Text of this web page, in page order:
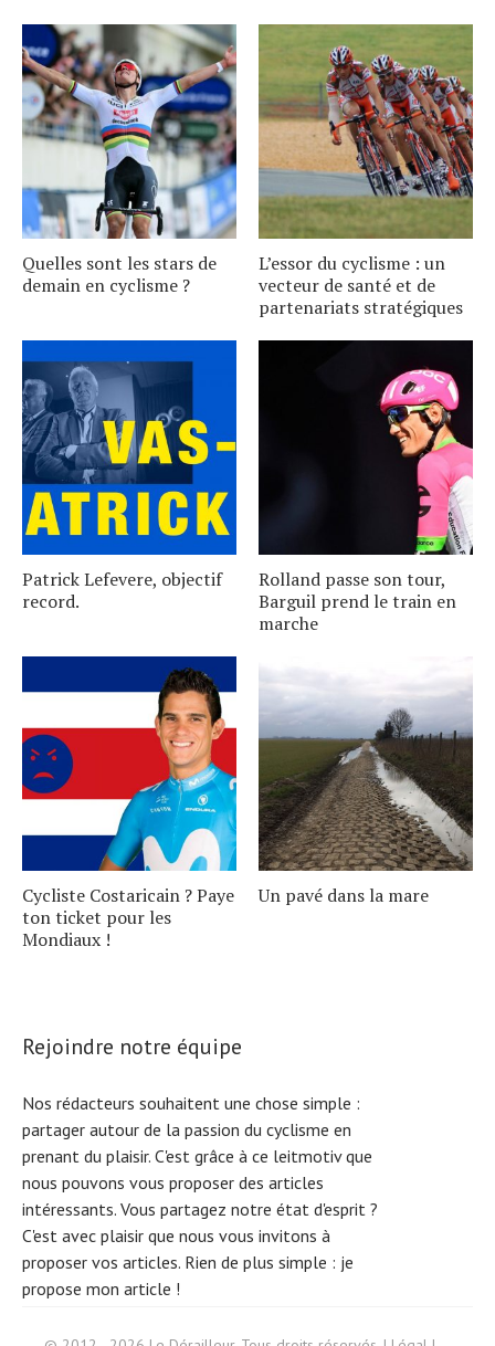
Quelles sont les stars de
demain en cyclisme ?
L’essor du cyclisme : un
vecteur de santé et de
partenariats stratégiques
Patrick Lefevere, objectif
record.
Rolland passe son tour,
Barguil prend le train en
marche
Cycliste Costaricain ? Paye
ton ticket pour les
Mondiaux !
Un pavé dans la mare
Rejoindre notre équipe
Nos rédacteurs souhaitent une chose simple :
partager autour de la passion du cyclisme en
prenant du plaisir. C'est grâce à ce leitmotiv que
nous pouvons vous proposer des articles
intéressants. Vous partagez notre état d'esprit ?
C'est avec plaisir que nous vous invitons à
proposer vos articles. Rien de plus simple : je
propose mon article !
Search